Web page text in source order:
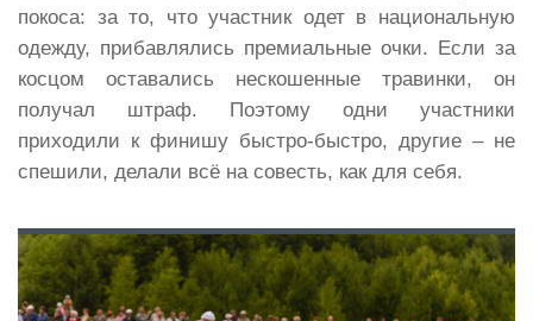
покоса: за то, что участник одет в национальную
одежду, прибавлялись премиальные очки. Если за
косцом оставались нескошенные травинки, он
получал штраф. Поэтому одни участники
приходили к финишу быстро-быстро, другие – не
спешили, делали всё на совесть, как для себя.